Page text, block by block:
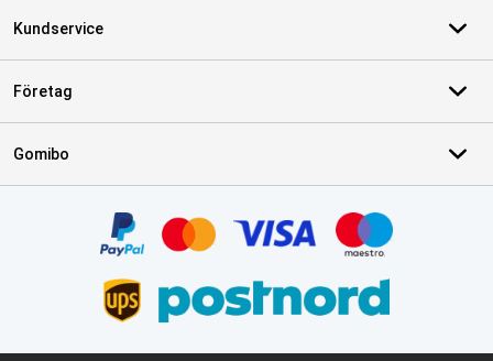
Kundservice
Företag
Gomibo